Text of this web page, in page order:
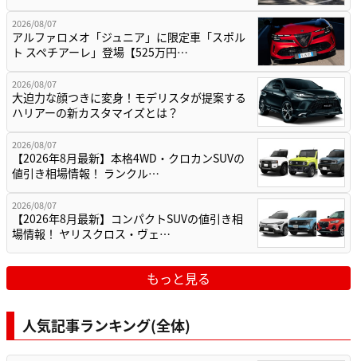
2026/08/07
アルファロメオ「ジュニア」に限定車「スポル
ト スペチアーレ」登場【525万円…
2026/08/07
大迫力な顔つきに変身！モデリスタが提案する
ハリアーの新カスタマイズとは？
2026/08/07
【2026年8月最新】本格4WD・クロカンSUVの
値引き相場情報！ ランクル…
2026/08/07
【2026年8月最新】コンパクトSUVの値引き相
場情報！ ヤリスクロス・ヴェ…
もっと見る
人気記事ランキング(全体)